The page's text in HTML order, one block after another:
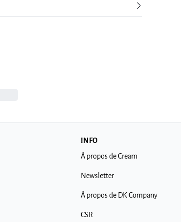
INFO
À propos de Cream
Newsletter
À propos de DK Company
CSR